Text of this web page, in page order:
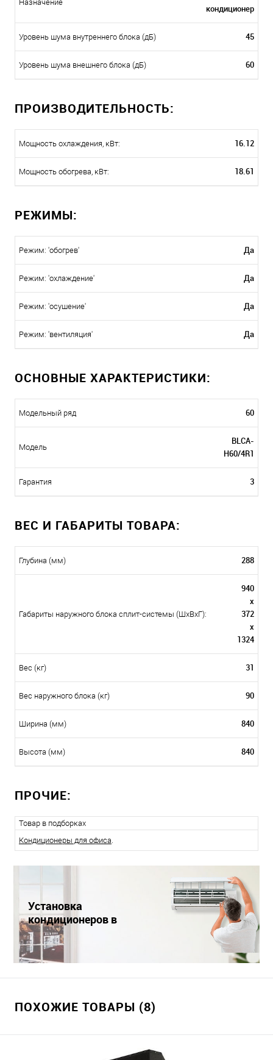
Назначение
кондиционер
Уровень шума внутреннего блока (дБ) 45
Уровень шума внешнего блока (дБ) 60
ПРОИЗВОДИТЕЛЬНОСТЬ:
Мощность охлаждения, кВт: 16.12
Мощность обогрева, кВт: 18.61
РЕЖИМЫ:
Режим: 'обогрев' Да
Режим: 'охлаждение' Да
Режим: 'осушение' Да
Режим: 'вентиляция' Да
ОСНОВНЫЕ ХАРАКТЕРИСТИКИ:
Модельный ряд 60
Модель
BLCA-
H60/4R1
Гарантия 3
ВЕС И ГАБАРИТЫ ТОВАРА:
Глубина (мм) 288
Габариты наружного блока сплит-системы (ШxВxГ):
940
x
372
x
1324
Вес (кг) 31
Вес наружного блока (кг) 90
Ширина (мм) 840
Высота (мм) 840
ПРОЧИЕ:
Товар в подборках
Кондиционеры для офиса.
Установка
кондиционеров в
Краснодаре
ПОХОЖИЕ ТОВАРЫ (8)